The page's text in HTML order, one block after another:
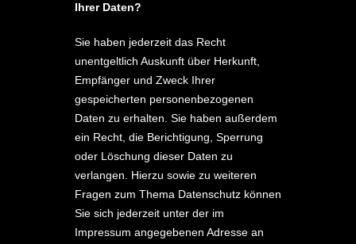
Ihrer Daten?
Sie haben jederzeit das Recht
unentgeltlich Auskunft über Herkunft,
Empfänger und Zweck Ihrer
gespeicherten personenbezogenen
Daten zu erhalten. Sie haben außerdem
ein Recht, die Berichtigung, Sperrung
oder Löschung dieser Daten zu
verlangen. Hierzu sowie zu weiteren
Fragen zum Thema Datenschutz können
Sie sich jederzeit unter der im
Impressum angegebenen Adresse an